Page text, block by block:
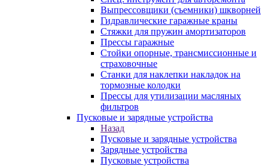
Выпрессовщики (съемники) шкворней
Гидравлические гаражные краны
Стяжки для пружин амортизаторов
Прессы гаражные
Стойки опорные, трансмиссионные и
страховочные
Станки для наклепки накладок на
тормозные колодки
Прессы для утилизации масляных
фильтров
Пусковые и зарядные устройства
Назад
Пусковые и зарядные устройства
Зарядные устройства
Пусковые устройства